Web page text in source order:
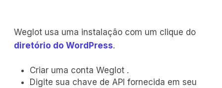
Weglot usa uma instalação com um clique do
diretório do WordPress.
Criar uma conta Weglot .
Digite sua chave de API fornecida em seu